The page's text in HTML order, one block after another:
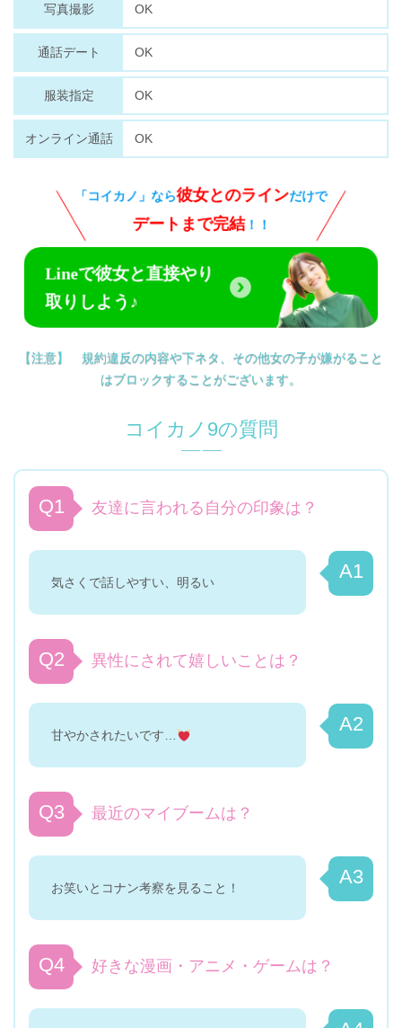
写真撮影 OK
通話デート OK
服装指定 OK
オンライン通話 OK
「コイカノ」なら彼女とのラインだけで
デートまで完結！！
Lineで彼女と直接やり
取りしよう♪
【注意】 規約違反の内容や下ネタ、その他女の子が嫌がること
はブロックすることがございます。
コイカノ 9の質問
Q1 友達に言われる自分の印象は？
気さくで話しやすい、明るい A1
Q2 異性にされて嬉しいことは？
甘やかされたいです… A2
Q3 最近のマイブームは？
お笑いとコナン考察を見ること！ A3
Q4 好きな漫画・アニメ・ゲームは？